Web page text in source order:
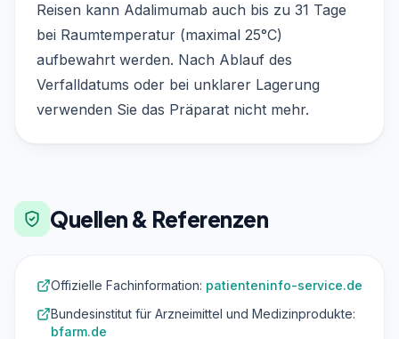
Reisen kann Adalimumab auch bis zu 31 Tage
bei Raumtemperatur (maximal 25°C)
aufbewahrt werden. Nach Ablauf des
Verfalldatums oder bei unklarer Lagerung
verwenden Sie das Präparat nicht mehr.
Quellen & Referenzen
Offizielle Fachinformation: patienteninfo-service.de
Bundesinstitut für Arzneimittel und Medizinprodukte:
bfarm.de